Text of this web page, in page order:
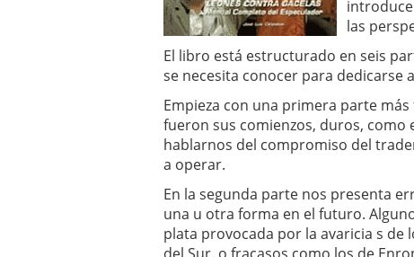
las
El libro está estructurado en seis
se necesita conocer para dedicarse
Empieza con una primera parte
fueron sus comienzos, duros, como
hablarnos del compromiso del
a operar.
En la segunda parte nos presenta
una u otra forma en el futuro.
plata provocada por la avaricia s